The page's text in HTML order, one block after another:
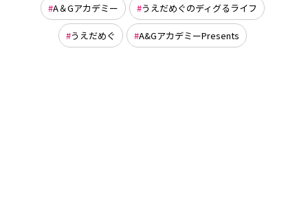
A＆Gアカデミー うえだめぐのディグるライフ
うえだめぐ A&GアカデミーPresents